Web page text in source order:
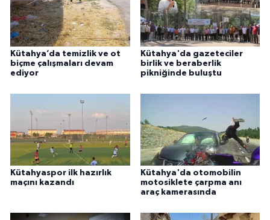
Kütahya’da temizlik ve ot
biçme çalışmaları devam
ediyor
Kütahya'da gazeteciler
birlik ve beraberlik
pikniğinde buluştu
Kütahyaspor ilk hazırlık
maçını kazandı
Kütahya'da otomobilin
motosiklete çarpma anı
araç kamerasında